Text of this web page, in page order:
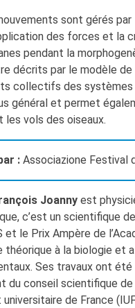
en
amis
Italia
nous ?
qualité
français
stages
sont gérés
des forces et la
pendant la
décrits par le modèle
collectifs des systèmes
général et permet
les vols des oiseaux.
: Associazione Festival
Joanny est
c’est un scientifique
et le Prix Ampère de
théorique à la biologie et
Ses travaux ont
du conseil scientifique
universitaire de France